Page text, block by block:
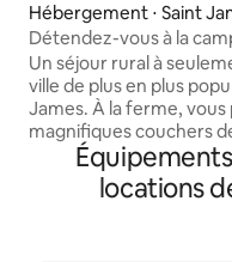
Hébergement ⋅ Saint
Détendez-vous à la
Cottage sur Luca Hill
Un séjour rural à
ville de plus en plus
James. À la ferme,
magnifiques couchers
du feu, vous verrez le
quelques mètres et
bien à l'intérieur du
locations